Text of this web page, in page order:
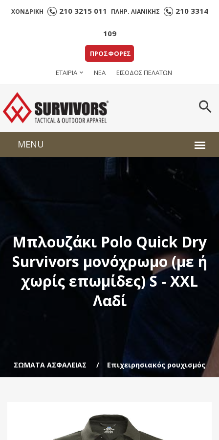
ΧΟΝΔΡΙΚΗ 210 3215 011 ΠΛΗΡ. ΛΙΑΝΙΚΗΣ 210 3314
109
ΠΡΟΣΦΟΡΕΣ
ΕΤΑΙΡΙΑ ΝΕΑ ΕΙΣΟΔΟΣ ΠΕΛΑΤΩΝ
Μπλουζάκι Polo Quick Dry
Survivors μονόχρωμο (με ή
χωρίς επωμίδες) S - XXL
Λαδί
ΣΩΜΑΤΑ ΑΣΦΑΛΕΙΑΣ Επιχειρησιακός ρουχισμός